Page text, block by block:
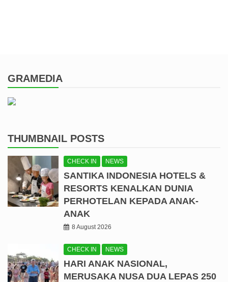
GRAMEDIA
THUMBNAIL POSTS
CHECK IN NEWS
SANTIKA INDONESIA HOTELS &
RESORTS KENALKAN DUNIA
PERHOTELAN KEPADA ANAK-
ANAK
8 August 2026
CHECK IN NEWS
HARI ANAK NASIONAL,
MERUSAKA NUSA DUA LEPAS 250